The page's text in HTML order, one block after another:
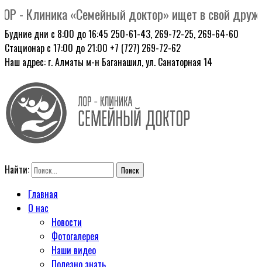
- Клиника «Семейный доктор» ищет в свой
Будние дни с 8:00 до 16:45 250-61-43, 269-72-25, 269-64-60
Стационар с 17:00 до 21:00 +7 (727) 269-72-62
Наш адрес: г. Алматы м-н Баганашил, ул. Санаторная 14
Найти:
Главная
О нас
Новости
Фотогалерея
Наши видео